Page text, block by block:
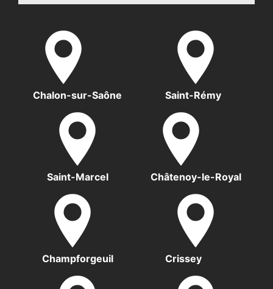
Chalon-sur-Saône Saint-Rémy
Saint-Marcel Châtenoy-le-Royal
Champforgeuil Crissey